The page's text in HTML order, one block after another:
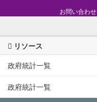
お問い合わせ
リソース
政府統計一覧
政府統計一覧